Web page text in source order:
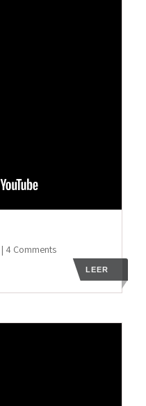
| 4 Comments
LEER